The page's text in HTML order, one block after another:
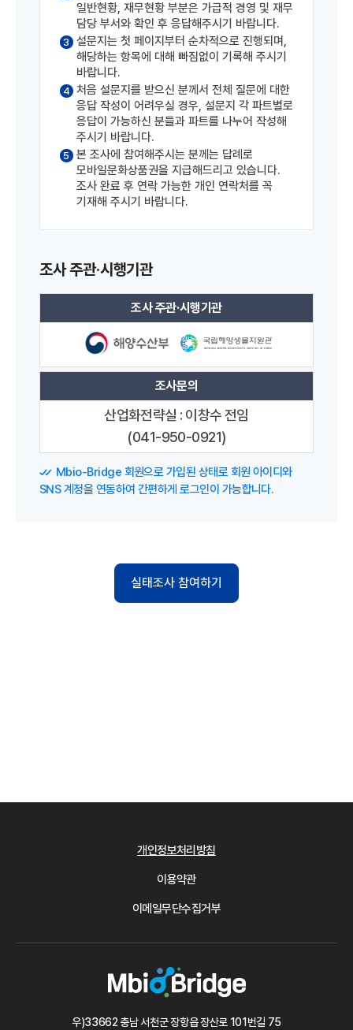
일반현황, 재무현황 부분은 가급적 경영 및 재무
담당 부서와 확인 후 응답해주시기 바랍니다.
3
설문지는 첫 페이지부터 순차적으로 진행되며,
해당하는 항목에 대해 빠짐없이 기록해 주시기
바랍니다.
4 처음 설문지를 받으신 분께서 전체 질문에 대한
응답 작성이 어려우실 경우, 설문지 각 파트별로
응답이 가능하신 분들과 파트를 나누어 작성해
주시기 바랍니다.
5
본 조사에 참여해주시는 분께는 답례로
모바일문화상품권을 지급해드리고 있습니다.
조사 완료 후 연락 가능한 개인 연락처를 꼭
기재해 주시기 바랍니다.
조사 주관·시행기관
조사 주관·시행기관
조사문의
산업화전략실 : 이창수 전임
(041-950-0921)
Mbio-Bridge 회원으로 가입된 상태로 회원 아이디와
SNS 계정을 연동하여 간편하게 로그인이 가능합니다.
실태조사 참여하기
개인정보처리방침
이용약관
이메일무단수집거부
우)33662 충남 서천군 장항읍 장산로 101번길 75